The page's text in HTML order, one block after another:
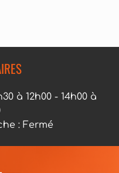
à 12h00 - 14h00 à
: Fermé